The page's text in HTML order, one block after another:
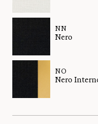
NN
Nero
NO
Nero